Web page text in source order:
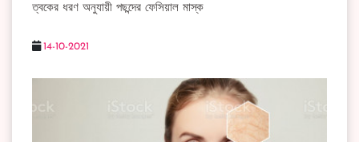
ত্বকের ধরণ অনুযায়ী পছন্দের ফেসিয়াল মাস্ক
14-10-2021